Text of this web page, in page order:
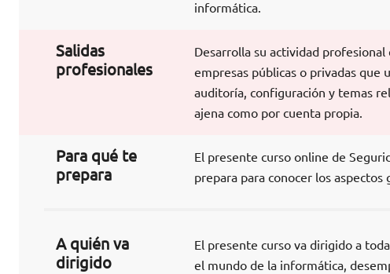
informática.
Salidas
profesionales
Desarrolla su actividad
empresas públicas o privadas
auditoría, configuración y temas
ajena como por cuenta propia.
Para qué te
prepara
El presente curso online de
prepara para conocer los
A quién va
dirigido
El presente curso va dirigido a
el mundo de la informática,